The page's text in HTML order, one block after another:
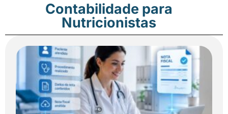
Contabilidade para
Nutricionistas